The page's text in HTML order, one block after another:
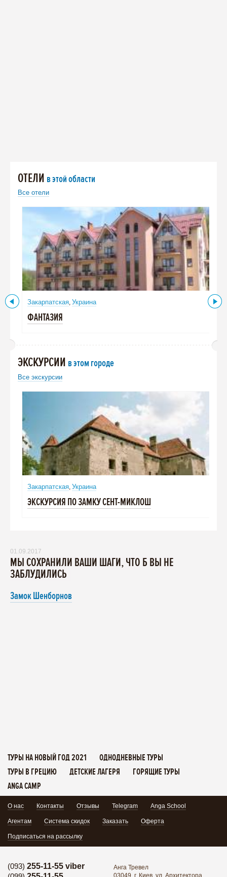
ОТЕЛИ в этой области
Все отели
Закарпатская, Украина
ФАНТАЗИЯ
ЭКСКУРСИИ в этом городе
Все экскурсии
Закарпатская, Украина
ЭКСКУРСИЯ ПО ЗАМКУ СЕНТ-МИКЛОШ
01.09.2017
МЫ СОХРАНИЛИ ВАШИ ШАГИ, ЧТО Б ВЫ НЕ
ЗАБЛУДИЛИСЬ
Замок Шенборнов
ТУРЫ НА НОВЫЙ ГОД 2021
ОДНОДНЕВНЫЕ ТУРЫ
ТУРЫ В ГРЕЦИЮ
ДЕТСКИЕ ЛАГЕРЯ
ГОРЯЩИЕ ТУРЫ
ANGA CAMP
О нас Контакты Отзывы Telegram Anga School
Агентам Система скидок Заказать Оферта
Подписаться на рассылку
(093) 255-11-55 viber
Анга Тревел
03049, г. Киев, ул. Архитектора